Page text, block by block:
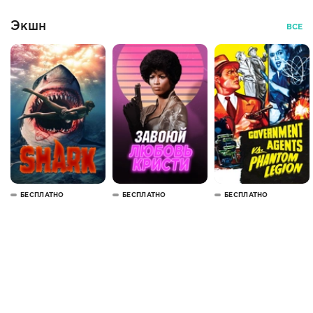
Экшн ВСЕ
БЕСПЛАТНО БЕСПЛАТНО БЕСПЛАТНО